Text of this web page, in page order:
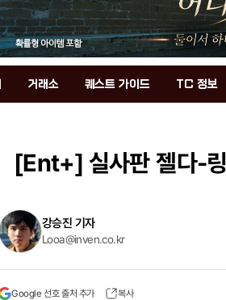
거래소 퀘스트 가이드 TC 정보
[Ent+] 실사판 젤다-
강승진 기자
Looa@inven.co.kr
Google 선호 출처 추가 복사